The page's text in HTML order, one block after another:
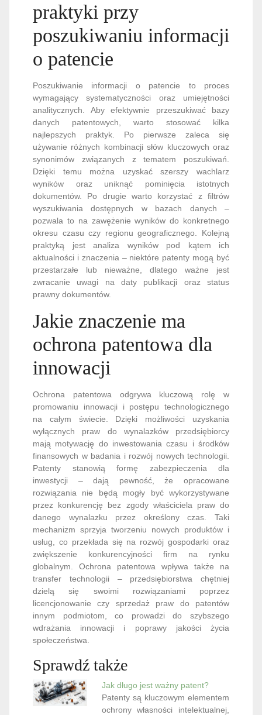
praktyki przy
poszukiwaniu informacji
o patencie
Poszukiwanie informacji o patencie to proces
wymagający systematyczności oraz umiejętności
analitycznych. Aby efektywnie przeszukiwać bazy
danych patentowych, warto stosować kilka
najlepszych praktyk. Po pierwsze zaleca się
używanie różnych kombinacji słów kluczowych oraz
synonimów związanych z tematem poszukiwań.
Dzięki temu można uzyskać szerszy wachlarz
wyników oraz uniknąć pominięcia istotnych
dokumentów. Po drugie warto korzystać z filtrów
wyszukiwania dostępnych w bazach danych –
pozwala to na zawężenie wyników do konkretnego
okresu czasu czy regionu geograficznego. Kolejną
praktyką jest analiza wyników pod kątem ich
aktualności i znaczenia – niektóre patenty mogą być
przestarzałe lub nieważne, dlatego ważne jest
zwracanie uwagi na daty publikacji oraz status
prawny dokumentów.
Jakie znaczenie ma
ochrona patentowa dla
innowacji
Ochrona patentowa odgrywa kluczową rolę w
promowaniu innowacji i postępu technologicznego
na całym świecie. Dzięki możliwości uzyskania
wyłącznych praw do wynalazków przedsiębiorcy
mają motywację do inwestowania czasu i środków
finansowych w badania i rozwój nowych technologii.
Patenty stanowią formę zabezpieczenia dla
inwestycji – dają pewność, że opracowane
rozwiązania nie będą mogły być wykorzystywane
przez konkurencję bez zgody właściciela praw do
danego wynalazku przez określony czas. Taki
mechanizm sprzyja tworzeniu nowych produktów i
usług, co przekłada się na rozwój gospodarki oraz
zwiększenie konkurencyjności firm na rynku
globalnym. Ochrona patentowa wpływa także na
transfer technologii – przedsiębiorstwa chętniej
dzielą się swoimi rozwiązaniami poprzez
licencjonowanie czy sprzedaż praw do patentów
innym podmiotom, co prowadzi do szybszego
wdrażania innowacji i poprawy jakości życia
społeczeństwa.
Sprawdź także
Jak długo jest ważny patent?
Patenty są kluczowym elementem
ochrony własności intelektualnej,